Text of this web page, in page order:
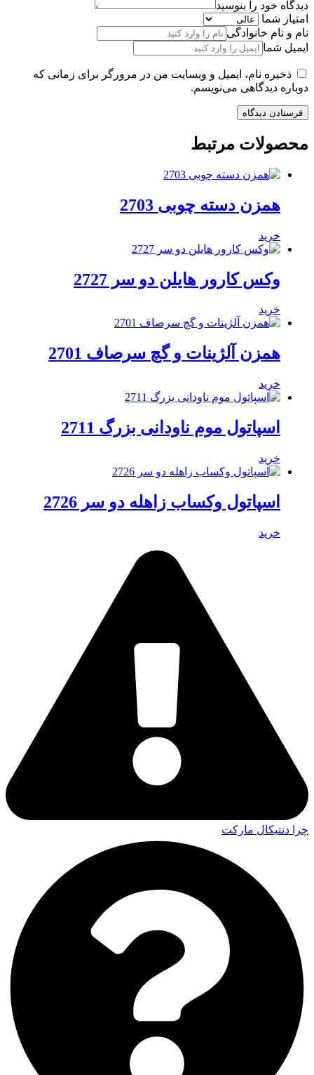
دیدگاه خود را بنوسید
امتیاز شما
نام و نام خانوادگی
ایمیل شما
ذخیره نام، ایمیل و وبسایت من در مرورگر برای زمانی که
دوباره دیدگاهی می‌نویسم.
محصولات مرتبط
همزن دسته چوبی 2703
خرید
وکس کارور هایلن دو سر 2727
خرید
همزن آلژینات و گچ سرصاف 2701
خرید
اسپاتول موم ناودانی بزرگ 2711
خرید
اسپاتول وکساب زاهله دو سر 2726
خرید
چرا دنتیکال مارکت